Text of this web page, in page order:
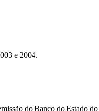
e 2004.
do Banco do Estado